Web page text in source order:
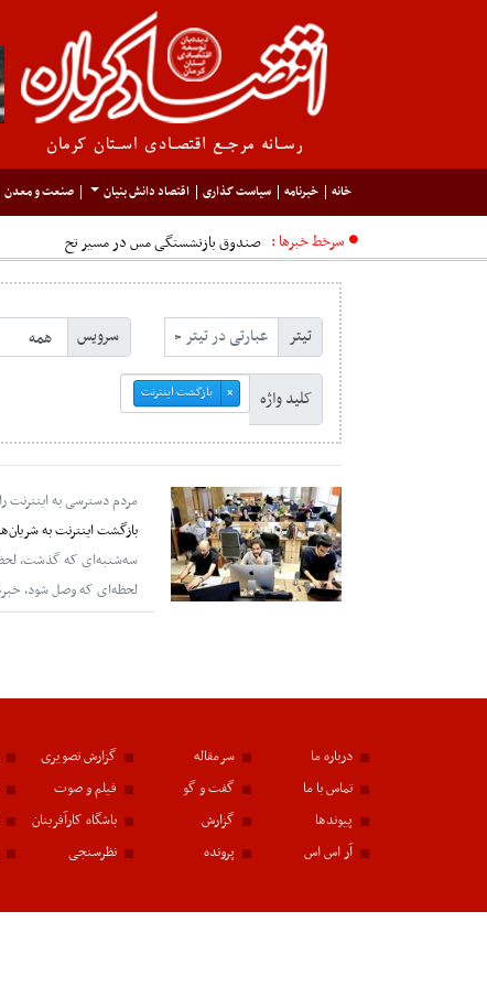
خانه خبرنامه سیاست گذاری اقتصاد دانش بنیان صنعت و معدن
سرخط خبرها : صندوق بازنشستگی مس در مسیر تحول
تیتر سرویس
کلید واژه بازگشت اینترنت ×
مردم دسترسی به اینترنت را
بازگشت اینترنت به
سه‌شنبه‌ای که گذشت،
لحظه‌ای که وصل شود،
درباره ما
تماس با ما
پیوندها
آر اس اس
سرمقاله
گفت و گو
گزارش
پرونده
گزارش تصویری
فیلم و صوت
باشگاه کارآفرینان
نظرسنجی